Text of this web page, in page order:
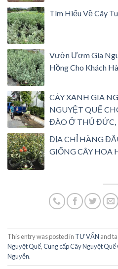
Tìm Hiểu Về Cây
Vườn Ươm Gia
Hồng Cho Khách
CÂY XANH GIA
NGUYỆT QUẾ
ĐÀO Ở THỦ ĐỨC,
ĐỊA CHỈ HÀNG
GIỐNG CÂY HOA
This entry was posted in TƯ VẤN and
Nguyệt Quế,Cung cấp Cây Nguyệt
Nguyễn.